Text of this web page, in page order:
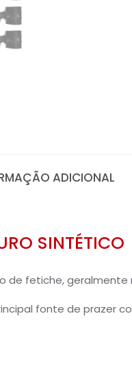
ADICIONAL
SINTÉTICO
de fetiche,
fonte de prazer